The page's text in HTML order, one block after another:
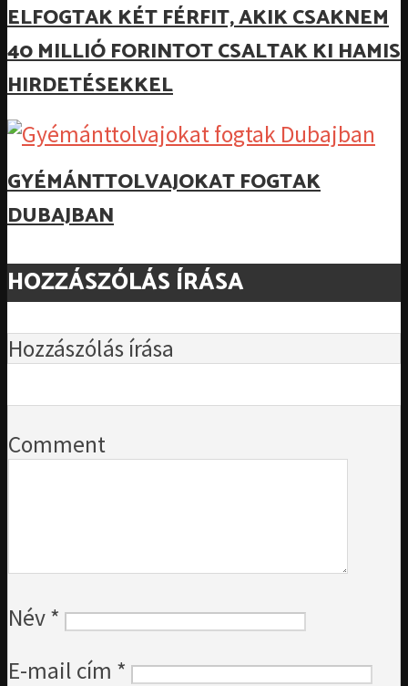
ELFOGTAK KÉT FÉRFIT, AKIK CSAKNEM
40 MILLIÓ FORINTOT CSALTAK KI HAMIS
HIRDETÉSEKKEL
GYÉMÁNTTOLVAJOKAT FOGTAK
DUBAJBAN
HOZZÁSZÓLÁS ÍRÁSA
Hozzászólás írása
Comment
Név*
E-mail cím *